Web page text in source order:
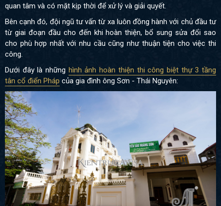
quan tâm và có mặt kịp thời để xử lý và giải quyết.
Bên cạnh đó, đội ngũ tư vấn từ xa luôn đồng hành với chủ đầu tư
từ giai đoạn đầu cho đến khi hoàn thiện, bổ sung sửa đổi sao
cho phù hợp nhất với nhu cầu cũng như thuận tiện cho việc thi
công.
Dưới đây là những hình ảnh hoàn thiện thi công biệt thự 3 tầng
tân cổ điển Pháp của gia đình ông Sơn - Thái Nguyên: